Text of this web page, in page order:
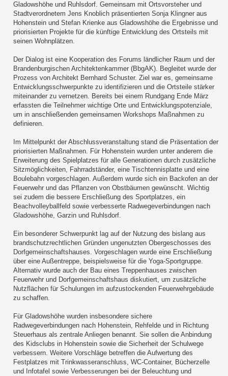
Gladowshöhe und Ruhlsdorf. Gemeinsam mit Ortsvorsteher und
Stadtverordnetem Jens Knoblich präsentierten Sonja Klingner aus
Hohenstein und Stefan Krienke aus Gladowshöhe die Ergebnisse und
priorisierten Projekte für die künftige Entwicklung des Ortsteils mit
seinen Wohnplätzen.
Der Dialog ist eine Kooperation des Forums ländlicher Raum und der
Brandenburgischen Architektenkammer (BbgAK). Begleitet wurde der
Prozess von Architekt Bernhard Schuster. Ziel war es, gemeinsame
Entwicklungsschwerpunkte zu identifizieren und die Ortsteile stärker
miteinander zu vernetzen. Bereits bei einem Rundgang Ende März
erfassten die Teilnehmer wichtige Orte und Entwicklungspotenziale,
um in anschließenden gemeinsamen Workshops Maßnahmen zu
definieren.
Im Mittelpunkt der Abschlussveranstaltung stand die Präsentation der
priorisierten Maßnahmen. Für Hohenstein wurden unter anderem die
Erweiterung des Spielplatzes für alle Generationen durch zusätzliche
Sitzmöglichkeiten, Fahrradständer, eine Tischtennisplatte und eine
Boulebahn vorgeschlagen. Außerdem wurde sich ein Backofen an der
Feuerwehr und das Pflanzen von Obstbäumen gewünscht. Wichtig
sei zudem die bessere Erschließung des Sportplatzes, ein
Beachvolleyballfeld sowie verbesserte Radwegeverbindungen nach
Gladowshöhe, Garzin und Ruhlsdorf.
Ein besonderer Schwerpunkt lag auf der Nutzung des bislang aus
brandschutzrechtlichen Gründen ungenutzten Obergeschosses des
Dorfgemeinschaftshauses. Vorgeschlagen wurde eine Erschließung
über eine Außentreppe, beispielsweise für die Yoga-Sportgruppe.
Alternativ wurde auch der Bau eines Treppenhauses zwischen
Feuerwehr und Dorfgemeinschaftshaus diskutiert, um zusätzliche
Nutzflächen für Schulungen im aufzustockenden Feuerwehrgebäude
zu schaffen.
Für Gladowshöhe wurden insbesondere sichere
Radwegeverbindungen nach Hohenstein, Rehfelde und in Richtung
Steuerhaus als zentrale Anliegen benannt. Sie sollen die Anbindung
des Kidsclubs in Hohenstein sowie die Sicherheit der Schulwege
verbessern. Weitere Vorschläge betreffen die Aufwertung des
Festplatzes mit Trinkwasseranschluss, WC-Container, Bücherzelle
und Infotafel sowie Verbesserungen bei der Beleuchtung und